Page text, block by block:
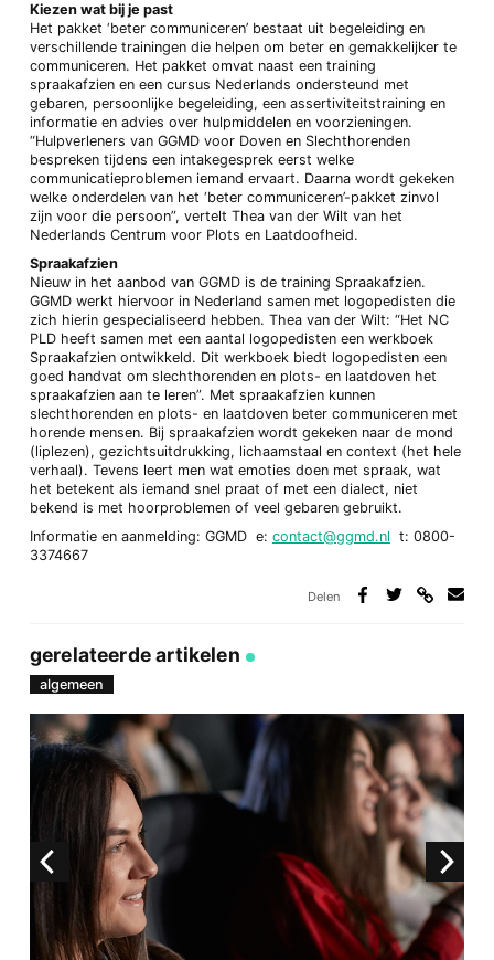
Kiezen wat bij je past
Het pakket ‘beter communiceren’ bestaat uit begeleiding en
verschillende trainingen die helpen om beter en gemakkelijker te
communiceren. Het pakket omvat naast een training
spraakafzien en een cursus Nederlands ondersteund met
gebaren, persoonlijke begeleiding, een assertiviteitstraining en
informatie en advies over hulpmiddelen en voorzieningen.
“Hulpverleners van GGMD voor Doven en Slechthorenden
bespreken tijdens een intakegesprek eerst welke
communicatieproblemen iemand ervaart. Daarna wordt gekeken
welke onderdelen van het ‘beter communiceren’-pakket zinvol
zijn voor die persoon”, vertelt Thea van der Wilt van het
Nederlands Centrum voor Plots en Laatdoofheid.
Spraakafzien
Nieuw in het aanbod van GGMD is de training Spraakafzien.
GGMD werkt hiervoor in Nederland samen met logopedisten die
zich hierin gespecialiseerd hebben. Thea van der Wilt: “Het NC
PLD heeft samen met een aantal logopedisten een werkboek
Spraakafzien ontwikkeld. Dit werkboek biedt logopedisten een
goed handvat om slechthorenden en plots- en laatdoven het
spraakafzien aan te leren”. Met spraakafzien kunnen
slechthorenden en plots- en laatdoven beter communiceren met
horende mensen. Bij spraakafzien wordt gekeken naar de mond
(liplezen), gezichtsuitdrukking, lichaamstaal en context (het hele
verhaal). Tevens leert men wat emoties doen met spraak, wat
het betekent als iemand snel praat of met een dialect, niet
bekend is met hoorproblemen of veel gebaren gebruikt.
Informatie en aanmelding: GGMD e: contact@ggmd.nl t: 0800-
3374667
Delen
gerelateerde artikelen
algemeen